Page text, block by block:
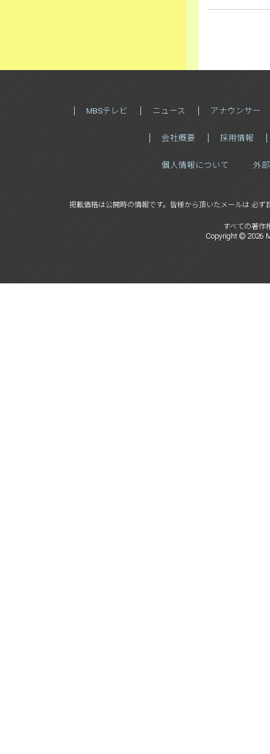
MBSテレビ ニュース アナウンサー
会社概要 採用情報
個人情報について 外
掲載価格は公開時の情報です。皆様から頂いたメールは 必ず
すべての著作
Copyright © 2026